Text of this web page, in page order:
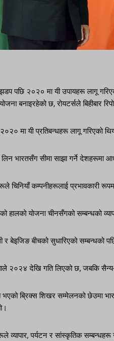
पछि २०२० मा यी उपायहरू लागू
बनाइरहेको छ, रोयटर्सले बिहीबार
मा यी प्रतिबन्धहरू लागू गरिएको
लिन भारतसँग सीमा साझा गर्ने देशहरूमा
चिनियाँ कम्पनीहरूलाई प्रभावकारी
हालको योजना चीनसँगको सम्बन्धको
र बेइजिङ बीचको सुधारिएको सम्बन्धको
२०२४ देखि गति लिएको छ, जबकि सैन्य-
ब्रिक्स शिखर सम्मेलनको छेउमा
पर्यटन र सांस्कृतिक सम्बन्धहरू